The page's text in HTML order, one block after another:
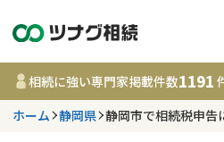
す
相続に強い専門家掲載件数1191
ホーム 静岡県 静岡市で相続税申告